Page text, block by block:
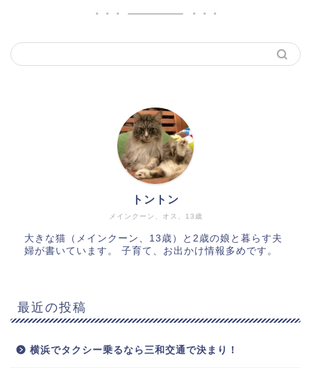
メインクーン、オス、13歳
トントン
大きな猫（メインクーン、13歳）と2歳の娘と暮らす夫
婦が書いています。 子育て、お出かけ情報多めです。
最近の投稿
横浜でタクシー乗るなら三和交通で決まり！